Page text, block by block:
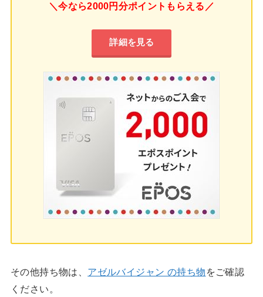
＼今なら2000円分ポイントもらえる／
詳細を見る
その他持ち物は、 アゼルバイジャン の持ち物 をご確認
ください。